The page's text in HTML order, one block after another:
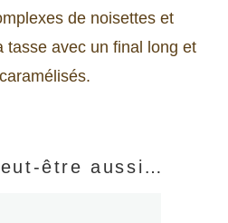
de noisettes et
tasse avec un final long et
être aussi…